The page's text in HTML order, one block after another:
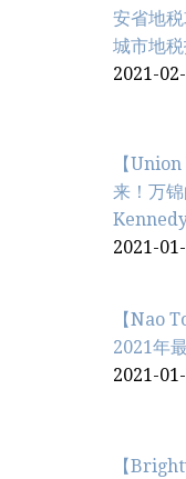
安省地
城市地
2021-
【
来！万
2021-
【Nao
2021年
2021-
【